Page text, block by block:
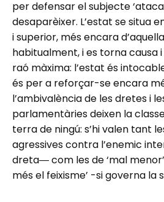
per defensar el subjecte
desaparèixer. L’estat se situa
i superior, més encara
habitualment, i es torna causa
raó màxima: l’estat és
és per a reforçar-se encara
l’ambivalència de les dretes i
parlamentàries deixen la
terra de ningú: s’hi valen tant
agressives contra l’enemic
dreta― com les de ‘mal
més el feixisme’ -si governa la